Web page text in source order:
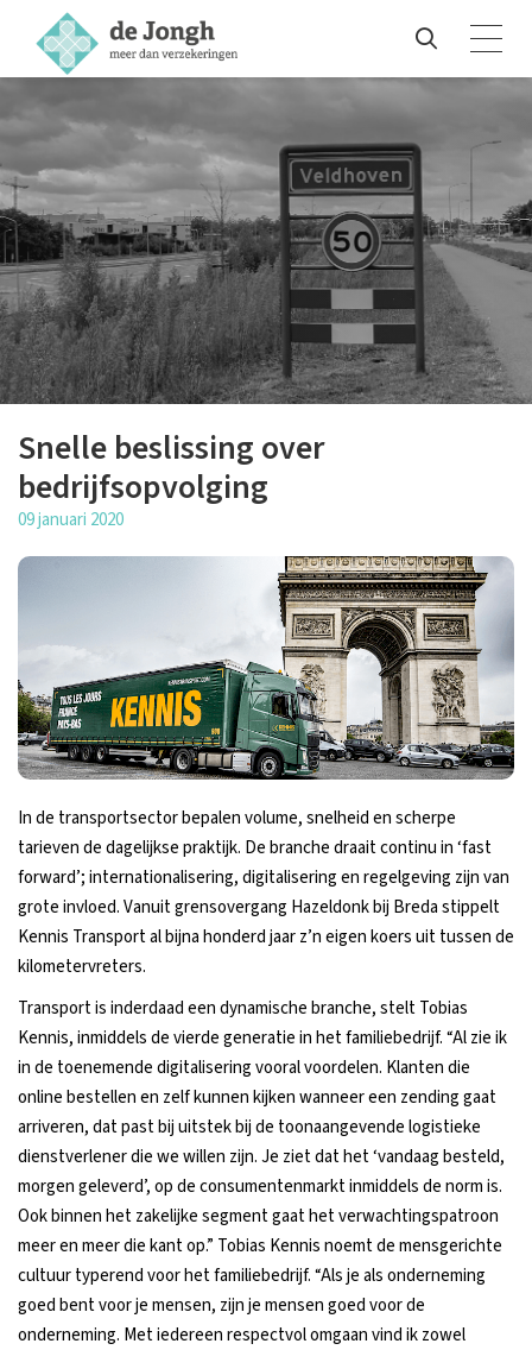
Snelle beslissing over
bedrijfsopvolging
09 januari 2020
In de transportsector bepalen volume, snelheid en scherpe
tarieven de dagelijkse praktijk. De branche draait continu in ‘fast
forward’; internationalisering, digitalisering en regelgeving zijn van
grote invloed. Vanuit grensovergang Hazeldonk bij Breda stippelt
Kennis Transport al bijna honderd jaar z’n eigen koers uit tussen de
kilometervreters.
Transport is inderdaad een dynamische branche, stelt Tobias
Kennis, inmiddels de vierde generatie in het familiebedrijf. “Al zie ik
in de toenemende digitalisering vooral voordelen. Klanten die
online bestellen en zelf kunnen kijken wanneer een zending gaat
arriveren, dat past bij uitstek bij de toonaangevende logistieke
dienstverlener die we willen zijn. Je ziet dat het ‘vandaag besteld,
morgen geleverd’, op de consumentenmarkt inmiddels de norm is.
Ook binnen het zakelijke segment gaat het verwachtingspatroon
meer en meer die kant op.” Tobias Kennis noemt de mensgerichte
cultuur typerend voor het familiebedrijf. “Als je als onderneming
goed bent voor je mensen, zijn je mensen goed voor de
onderneming. Met iedereen respectvol omgaan vind ik zowel